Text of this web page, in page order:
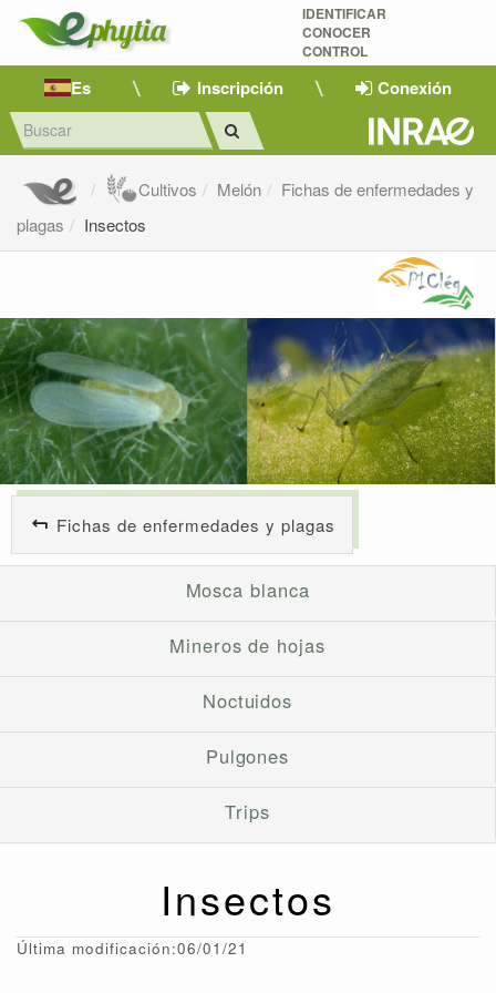
IDENTIFICAR
CONOCER
CONTROL
Es Inscripción Conexión
Cultivos Melón
Fichas de enfermedades y
plagas
Insectos
Fichas de enfermedades y plagas
Mosca blanca
Mineros de hojas
Noctuidos
Pulgones
Trips
Insectos
Última modificación:06/01/21